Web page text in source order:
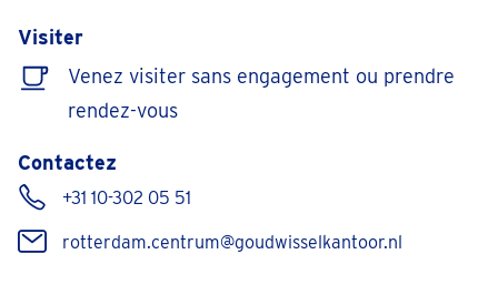
Visiter
Venez visiter sans engagement ou prendre
rendez-vous
Contactez
+31 10-302 05 51
rotterdam.centrum@goudwisselkantoor.nl